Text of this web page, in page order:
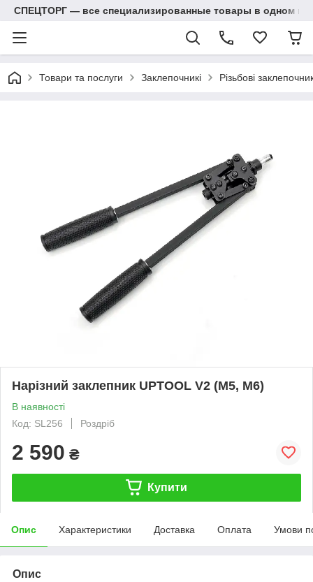
СПЕЦТОРГ — все специализированные товары в одном
Товари та послуги Заклепочникі Різьбові
Нарізний заклепник UPTOOL V2 (М5, М6)
В наявності
Код: SL256
Роздріб
2 590 ₴
Купити
Опис Характеристики Доставка Оплата Умови
Опис